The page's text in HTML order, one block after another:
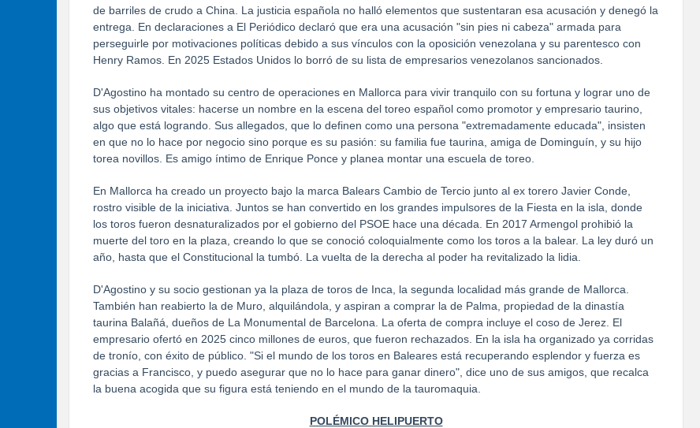
de barriles de crudo a China. La justicia española no halló elementos que sustentaran esa acusación y denegó la
entrega. En declaraciones a El Periódico declaró que era una acusación "sin pies ni cabeza" armada para
perseguirle por motivaciones políticas debido a sus vínculos con la oposición venezolana y su parentesco con
Henry Ramos. En 2025 Estados Unidos lo borró de su lista de empresarios venezolanos sancionados.
D'Agostino ha montado su centro de operaciones en Mallorca para vivir tranquilo con su fortuna y lograr uno de
sus objetivos vitales: hacerse un nombre en la escena del toreo español como promotor y empresario taurino,
algo que está logrando. Sus allegados, que lo definen como una persona "extremadamente educada", insisten
en que no lo hace por negocio sino porque es su pasión: su familia fue taurina, amiga de Dominguín, y su hijo
torea novillos. Es amigo íntimo de Enrique Ponce y planea montar una escuela de toreo.
En Mallorca ha creado un proyecto bajo la marca Balears Cambio de Tercio junto al ex torero Javier Conde,
rostro visible de la iniciativa. Juntos se han convertido en los grandes impulsores de la Fiesta en la isla, donde
los toros fueron desnaturalizados por el gobierno del PSOE hace una década. En 2017 Armengol prohibió la
muerte del toro en la plaza, creando lo que se conoció coloquialmente como los toros a la balear. La ley duró un
año, hasta que el Constitucional la tumbó. La vuelta de la derecha al poder ha revitalizado la lidia.
D'Agostino y su socio gestionan ya la plaza de toros de Inca, la segunda localidad más grande de Mallorca.
También han reabierto la de Muro, alquilándola, y aspiran a comprar la de Palma, propiedad de la dinastía
taurina Balañá, dueños de La Monumental de Barcelona. La oferta de compra incluye el coso de Jerez. El
empresario ofertó en 2025 cinco millones de euros, que fueron rechazados. En la isla ha organizado ya corridas
de tronío, con éxito de público. "Si el mundo de los toros en Baleares está recuperando esplendor y fuerza es
gracias a Francisco, y puedo asegurar que no lo hace para ganar dinero", dice uno de sus amigos, que recalca
la buena acogida que su figura está teniendo en el mundo de la tauromaquia.
POLÉMICO HELIPUERTO